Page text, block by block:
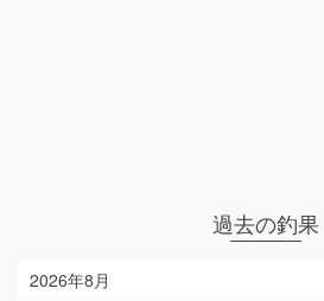
過去の釣果
2026年8月